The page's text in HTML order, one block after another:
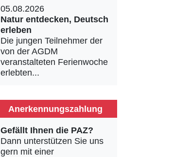
05.08.2026
Natur entdecken, Deutsch
erleben
Die jungen Teilnehmer der
von der AGDM
veranstalteten Ferienwoche
erlebten...
Anerkennungszahlung
Gefällt Ihnen die PAZ?
Dann unterstützen Sie uns
gern mit einer